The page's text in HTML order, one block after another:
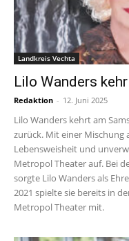
Landkreis Vechta
Lilo Wanders
Redaktion - 12. Juni 2025
Lilo Wanders kehrt am
zurück. Mit einer Mischung
Lebensweisheit und
Metropol Theater auf. Bei
sorgte Lilo Wanders als
2021 spielte sie bereits in
Metropol Theater mit.